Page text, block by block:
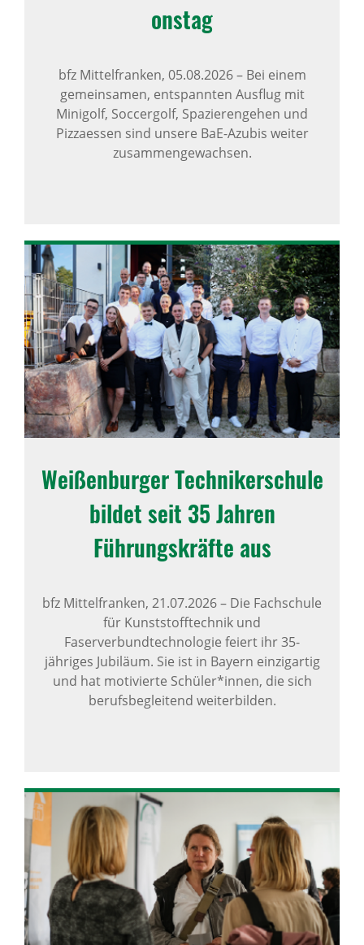
onstag
bfz Mittelfranken, 05.08.2026–Bei einem
gemeinsamen, entspannten Ausflug mit
Minigolf, Soccergolf, Spazierengehen und
Pizzaessen sind unsere BaE-Azubis weiter
zusammengewachsen.
Weißen­burger Tech­ni­ker­schule
bildet seit 35 Jahren
Führungs­kräfte aus
bfz Mittelfranken, 21.07.2026– Die Fachschule
für Kunststofftechnik und
Faserverbundtechnologie feiert ihr 35-
jähriges Jubiläum. Sie ist in Bayern einzigartig
und hat motivierte Schüler*innen, die sich
berufsbegleitend weiterbilden.